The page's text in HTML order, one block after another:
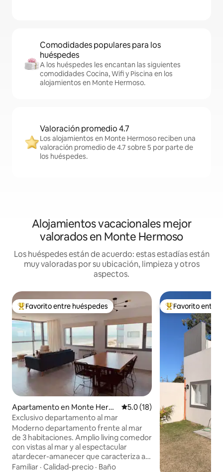
Comodidades populares para los
huéspedes
A los huéspedes les encantan las siguientes
comodidades Cocina, Wifi y Piscina en los
alojamientos en Monte Hermoso.
Valoración promedio 4.7
Los alojamientos en Monte Hermoso reciben una
valoración promedio de 4.7 sobre 5 por parte de
los huéspedes.
Alojamientos vacacionales mejor
valorados en Monte Hermoso
Los huéspedes están de acuerdo: estas estadías están
muy valoradas por su ubicación, limpieza y otros
aspectos.
Favorito entre huéspedes preferido
Favorito entre huéspedes
Apartamento en Monte Herm
oso
Calificación promedio: 5.0 de
5.0 (18)
Exclusivo departamento al mar
Moderno departamento frente al mar
de 3 habitaciones. Amplio living comedor
con vistas al mar y al espectacular
atardecer-amanecer que caracteriza a
Monte Hermoso. Balcón con parrilla
Familiar · Calidad-precio · Baño
Favorito entre
Favorito entre